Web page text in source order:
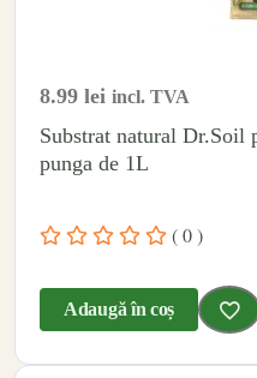
8.99 lei incl. TVA
Substrat natural Dr.Soil
punga de 1L
( 0 )
Adaugă în coș